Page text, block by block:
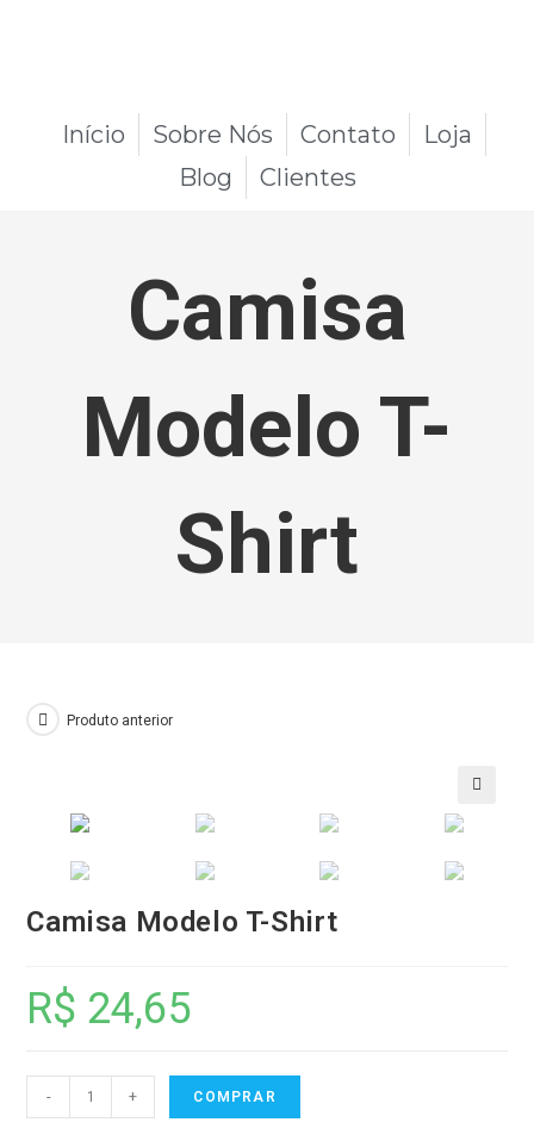
Início Sobre Nós Contato
Loja
Blog
Clientes
Camisa
Modelo T-
Shirt
Produto anterior
Camisa Modelo T-Shirt
R$ 24,65
- + COMPRAR